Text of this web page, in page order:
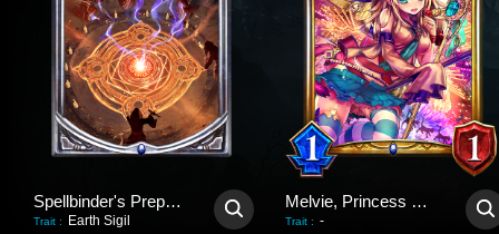
Spellbinder's Preparation
Trait : Earth Sigil
Melvie, Princess Witch
Trait : -